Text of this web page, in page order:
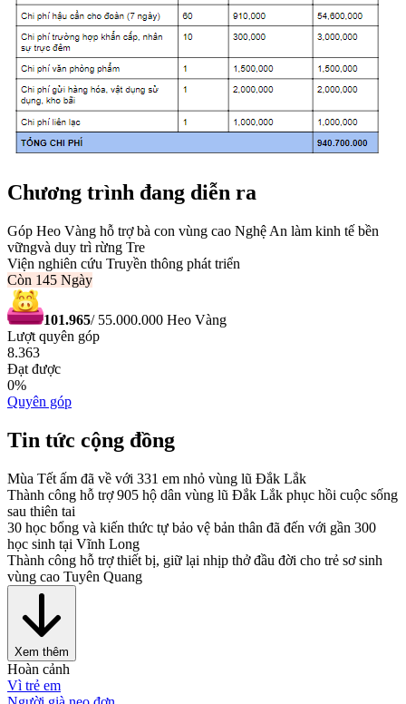
Chương trình đang diễn ra
Góp Heo Vàng hỗ trợ bà con vùng cao Nghệ An làm kinh tế bền
vữngvà duy trì rừng Tre
Viện nghiên cứu Truyền thông phát triển
Còn 145 Ngày
101.965/ 55.000.000 Heo Vàng
Lượt quyên góp
8.363
Đạt được
0%
Quyên góp
Tin tức cộng đồng
Mùa Tết ấm đã về với 331 em nhỏ vùng lũ Đắk Lắk
Thành công hỗ trợ 905 hộ dân vùng lũ Đắk Lắk phục hồi cuộc sống
sau thiên tai
30 học bổng và kiến thức tự bảo vệ bản thân đã đến với gần 300
học sinh tại Vĩnh Long
Thành công hỗ trợ thiết bị, giữ lại nhịp thở đầu đời cho trẻ sơ sinh
vùng cao Tuyên Quang
Xem thêm
Hoàn cảnh
Vì trẻ em